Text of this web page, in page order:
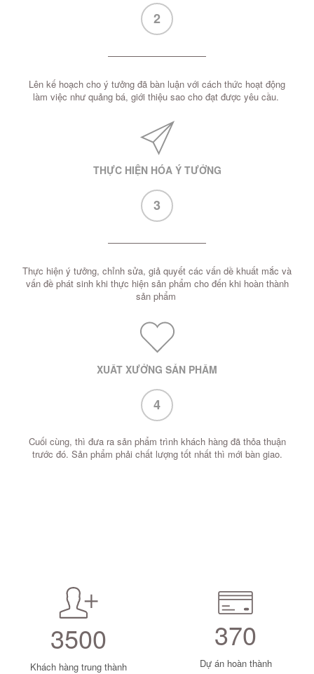
2
Lên kế hoạch cho ý tưởng đã bàn luận với cách thức hoạt động
làm việc như quảng bá, giới thiệu sao cho đạt được yêu cầu.
THỰC HIỆN HÓA Ý TƯỞNG
3
Thực hiện ý tưởng, chỉnh sửa, giả quyết các vấn dề khuất mắc và
vấn đề phát sinh khi thực hiện sản phẩm cho đến khi hoàn thành
sản phẩm
XUẤT XƯỞNG SẢN PHẨM
4
Cuối cùng, thì đưa ra sản phẩm trình khách hàng đã thỏa thuận
trước đó. Sản phẩm phải chất lượng tốt nhất thì mới bàn giao.
3500
Khách hàng trung thành
370
Dự án hoàn thành